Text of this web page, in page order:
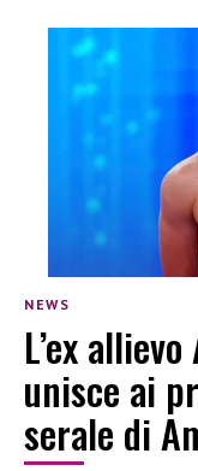
NEWS
L’ex
unisce ai
serale di